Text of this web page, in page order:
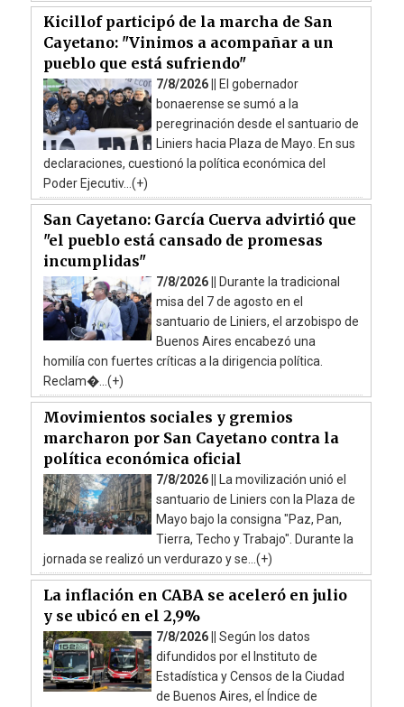
Kicillof participó de la marcha de San
Cayetano: "Vinimos a acompañar a un
pueblo que está sufriendo"
7/8/2026 || El gobernador
bonaerense se sumó a la
peregrinación desde el santuario de
Liniers hacia Plaza de Mayo. En sus
declaraciones, cuestionó la política económica del
Poder Ejecutiv...(+)
San Cayetano: García Cuerva advirtió que
"el pueblo está cansado de promesas
incumplidas"
7/8/2026 || Durante la tradicional
misa del 7 de agosto en el
santuario de Liniers, el arzobispo de
Buenos Aires encabezó una
homilía con fuertes críticas a la dirigencia política.
Reclam�...(+)
Movimientos sociales y gremios
marcharon por San Cayetano contra la
política económica oficial
7/8/2026 || La movilización unió el
santuario de Liniers con la Plaza de
Mayo bajo la consigna "Paz, Pan,
Tierra, Techo y Trabajo". Durante la
jornada se realizó un verdurazo y se...(+)
La inflación en CABA se aceleró en julio
y se ubicó en el 2,9%
7/8/2026 || Según los datos
difundidos por el Instituto de
Estadística y Censos de la Ciudad
de Buenos Aires, el Índice de